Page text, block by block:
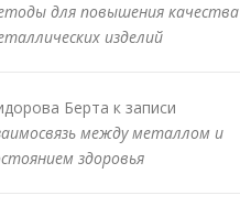
для повышения качества
изделий
Берта к записи
между металлом и
здоровья